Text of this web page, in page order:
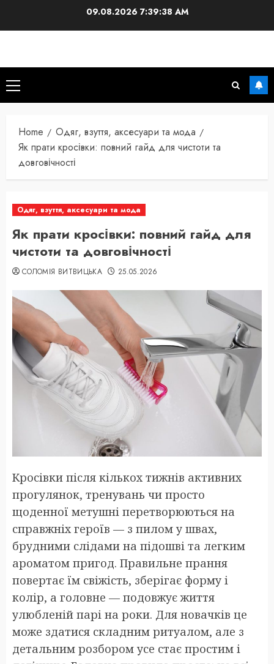
09.08.2026 7:39:39 AM
Primary
Menu
Home
Одяг, взуття, аксесуари та мода
Як прати кросівки: повний гайд для чистоти та
довговічності
Одяг, взуття, аксесуари та мода
Як прати кросівки: повний гайд для
чистоти та довговічності
СОЛОМІЯ ВИТВИЦЬКА 25.05.2026
Кросівки після кількох тижнів активних
прогулянок, тренувань чи просто
щоденної метушні перетворюються на
справжніх героїв — з пилом у швах,
брудними слідами на підошві та легким
ароматом пригод. Правильне прання
повертає їм свіжість, зберігає форму і
колір, а головне — подовжує життя
улюбленій парі на роки. Для новачків це
може здатися складним ритуалом, але з
детальним розбором усе стає простим і